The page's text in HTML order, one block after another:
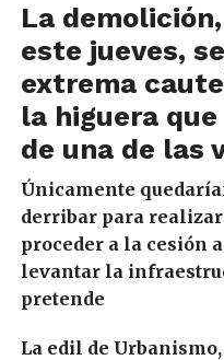
La
este jueves,
extrema
la higuera
de una de las
Únicamente
derribar para
proceder a la cesión
levantar la
pretende
La edil de